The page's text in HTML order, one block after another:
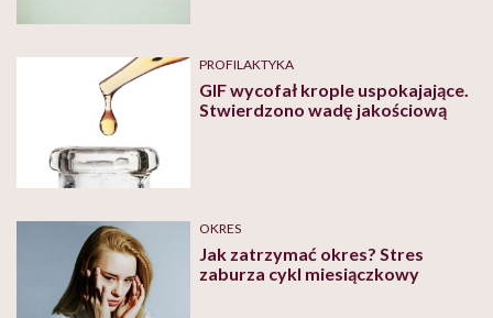
PROFILAKTYKA
GIF wycofał krople uspokajające.
Stwierdzono wadę jakościową
OKRES
Jak zatrzymać okres? Stres
zaburza cykl miesiączkowy